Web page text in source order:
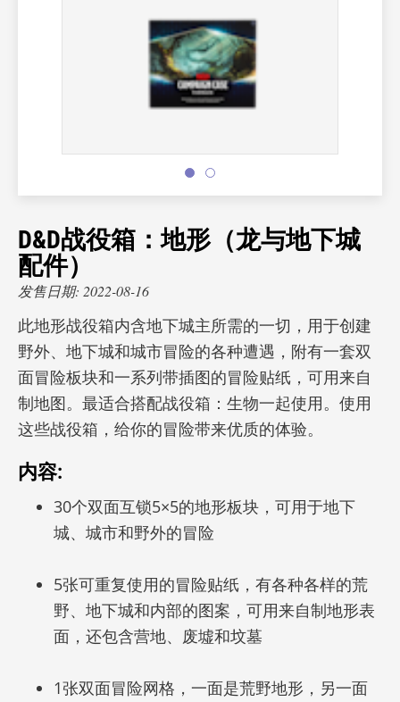
D&D战役箱：地形（龙与地下城
配件）
发售日期: 2022-08-16
此地形战役箱内含地下城主所需的一切，用于创建
野外、地下城和城市冒险的各种遭遇，附有一套双
面冒险板块和一系列带插图的冒险贴纸，可用来自
制地图。最适合搭配战役箱：生物一起使用。使用
这些战役箱，给你的冒险带来优质的体验。
内容:
30个双面互锁5×5的地形板块，可用于地下
城、城市和野外的冒险
5张可重复使用的冒险贴纸，有各种各样的荒
野、地下城和内部的图案，可用来自制地形表
面，还包含营地、废墟和坟墓
1张双面冒险网格，一面是荒野地形，另一面